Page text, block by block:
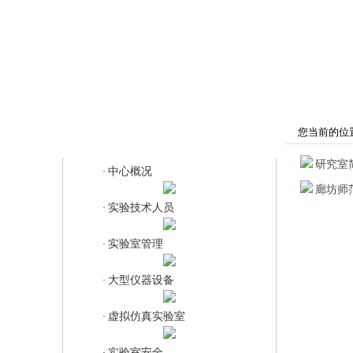
· 中心概况
· 实验技术人员
· 实验室管理
· 大型仪器设备
· 虚拟仿真实验室
您当前的位
研究室
廊坊师